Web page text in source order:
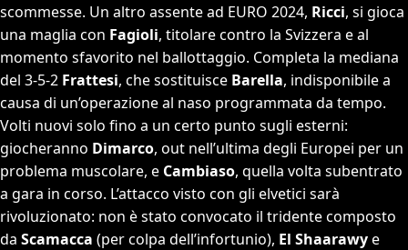
scommesse. Un altro assente ad EURO 2024, Ricci, si gioca
una maglia con Fagioli, titolare contro la Svizzera e al
momento sfavorito nel ballottaggio. Completa la mediana
del 3-5-2 Frattesi, che sostituisce Barella, indisponibile a
causa di un’operazione al naso programmata da tempo.
Volti nuovi solo fino a un certo punto sugli esterni:
giocheranno Dimarco, out nell’ultima degli Europei per un
problema muscolare, e Cambiaso, quella volta subentrato
a gara in corso. L’attacco visto con gli elvetici sarà
rivoluzionato: non è stato convocato il tridente composto
da Scamacca (per colpa dell’infortunio), El Shaarawye